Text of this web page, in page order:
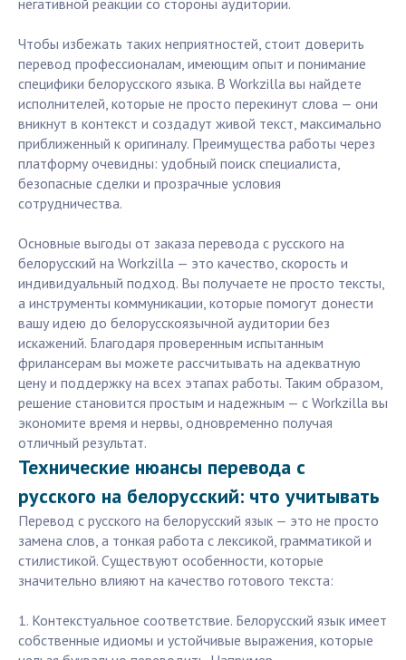
негативной реакции со стороны аудитории.
Чтобы избежать таких неприятностей, стоит доверить
перевод профессионалам, имеющим опыт и понимание
специфики белорусского языка. В Workzilla вы найдете
исполнителей, которые не просто перекинут слова — они
вникнут в контекст и создадут живой текст, максимально
приближенный к оригиналу. Преимущества работы через
платформу очевидны: удобный поиск специалиста,
безопасные сделки и прозрачные условия
сотрудничества.
Основные выгоды от заказа перевода с русского на
белорусский на Workzilla — это качество, скорость и
индивидуальный подход. Вы получаете не просто тексты,
а инструменты коммуникации, которые помогут донести
вашу идею до белорусскоязычной аудитории без
искажений. Благодаря проверенным испытанным
фрилансерам вы можете рассчитывать на адекватную
цену и поддержку на всех этапах работы. Таким образом,
решение становится простым и надежным — с Workzilla вы
экономите время и нервы, одновременно получая
отличный результат.
Технические нюансы перевода с
русского на белорусский: что учитывать
Перевод с русского на белорусский язык — это не просто
замена слов, а тонкая работа с лексикой, грамматикой и
стилистикой. Существуют особенности, которые
значительно влияют на качество готового текста:
1. Контекстуальное соответствие. Белорусский язык имеет
собственные идиомы и устойчивые выражения, которые